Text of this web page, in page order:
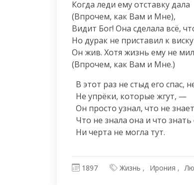
Когда леди ему отставку дала
(Впрочем, как Вам и Мне),
Видит Бог! Она сделала всё,
Но дурак не приставил к
Он жив. Хотя жизнь ему не
(Впрочем, как Вам и Мне.)
  Ни черта не могла тут.
1897 Жизнь Ирония